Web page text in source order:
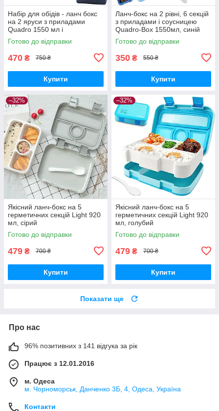
Набір для обідів - ланч бокс
на 2 яруси з приладами
Quadro 1550 мл і
термосумка, синій
Готово до відправки
470 ₴ 750 ₴
Купити
Ланч-бокс на 2 рівні, 6 секцій
з приладами і соусницею
Quadro-Box 1550мл, синій
Готово до відправки
350 ₴ 550 ₴
Купити
–32%
Якісний ланч-бокс на 5
герметичних секцій Light 920
мл, сірий
Готово до відправки
479 ₴ 700 ₴
Купити
–32%
Якісний ланч-бокс на 5
герметичних секцій Light 920
мл, голубий
Готово до відправки
479 ₴ 700 ₴
Купити
Показати ще
Про нас
96% позитивних з 141 відгука за рік
Працює з 12.01.2016
м. Одеса
м. Чорноморськ, Данченко 3Б, 4, Одеса, Україна
Контакти